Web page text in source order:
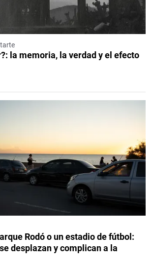
la memoria, la verdad y el efecto
Rodó o un estadio de fútbol:
desplazan y complican a la